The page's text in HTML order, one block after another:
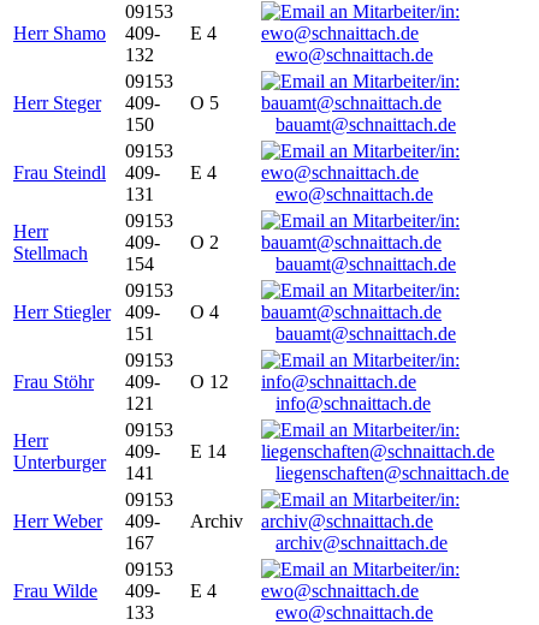
Herr Shamo
09153
409-
132
E 4
ewo@schnaittach.de
Herr Steger
09153
409-
150
O 5
bauamt@schnaittach.de
Frau Steindl
09153
409-
131
E 4
ewo@schnaittach.de
Herr
Stellmach
09153
409-
154
O 2
bauamt@schnaittach.de
Herr Stiegler
09153
409-
151
O 4
bauamt@schnaittach.de
Frau Stöhr
09153
409-
121
O 12
info@schnaittach.de
Herr
Unterburger
09153
409-
141
E 14
liegenschaften@schnaittach.de
Herr Weber
09153
409-
167
Archiv
archiv@schnaittach.de
Frau Wilde
09153
409-
133
E 4
ewo@schnaittach.de